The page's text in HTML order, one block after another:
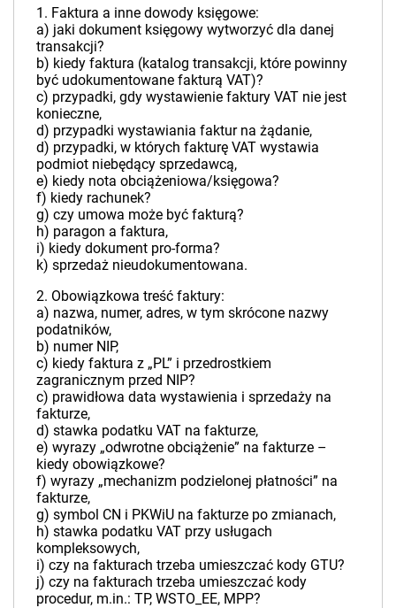
1. Faktura a inne dowody księgowe:
a) jaki dokument księgowy wytworzyć dla danej
transakcji?
b) kiedy faktura (katalog transakcji, które powinny
być udokumentowane fakturą VAT)?
c) przypadki, gdy wystawienie faktury VAT nie jest
konieczne,
d) przypadki wystawiania faktur na żądanie,
d) przypadki, w których fakturę VAT wystawia
podmiot niebędący sprzedawcą,
e) kiedy nota obciążeniowa/księgowa?
f) kiedy rachunek?
g) czy umowa może być fakturą?
h) paragon a faktura,
i) kiedy dokument pro-forma?
k) sprzedaż nieudokumentowana.
2. Obowiązkowa treść faktury:
a) nazwa, numer, adres, w tym skrócone nazwy
podatników,
b) numer NIP,
c) kiedy faktura z „PL” i przedrostkiem
zagranicznym przed NIP?
c) prawidłowa data wystawienia i sprzedaży na
fakturze,
d) stawka podatku VAT na fakturze,
e) wyrazy „odwrotne obciążenie” na fakturze –
kiedy obowiązkowe?
f) wyrazy „mechanizm podzielonej płatności” na
fakturze,
g) symbol CN i PKWiU na fakturze po zmianach,
h) stawka podatku VAT przy usługach
kompleksowych,
i) czy na fakturach trzeba umieszczać kody GTU?
j) czy na fakturach trzeba umieszczać kody
procedur, m.in.: TP, WSTO_EE, MPP?